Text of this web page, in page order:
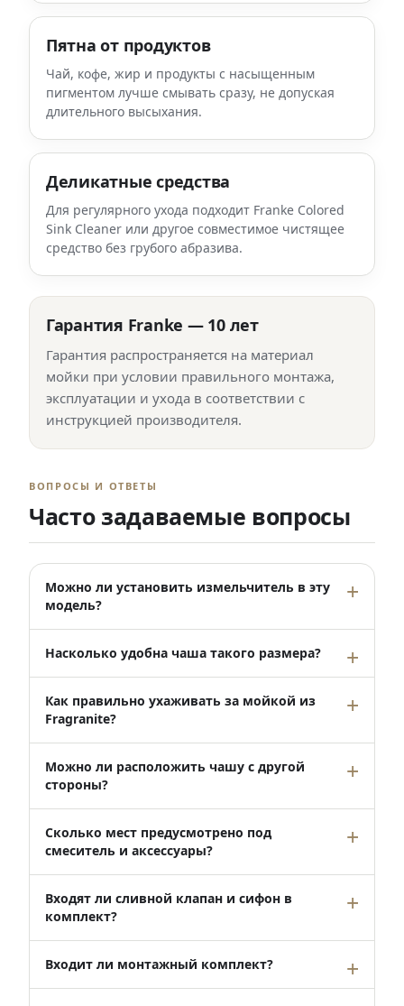
Пятна от продуктов
Чай, кофе, жир и продукты с насыщенным
пигментом лучше смывать сразу, не допуская
длительного высыхания.
Деликатные средства
Для регулярного ухода подходит Franke Colored
Sink Cleaner или другое совместимое чистящее
средство без грубого абразива.
Гарантия Franke — 10 лет
Гарантия распространяется на материал
мойки при условии правильного монтажа,
эксплуатации и ухода в соответствии с
инструкцией производителя.
ВОПРОСЫ И ОТВЕТЫ
Часто задаваемые вопросы
Можно ли установить измельчитель в эту
модель?
Насколько удобна чаша такого размера?
Как правильно ухаживать за мойкой из
Fragranite?
Можно ли расположить чашу с другой
стороны?
Сколько мест предусмотрено под
смеситель и аксессуары?
Входят ли сливной клапан и сифон в
комплект?
Входит ли монтажный комплект?